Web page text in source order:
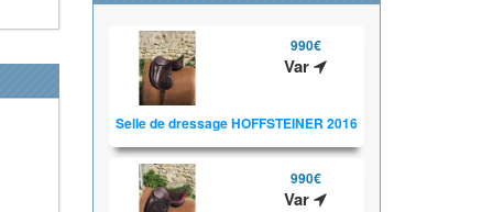
990€
Var
Selle de dressage HOFFSTEINER 2016
990€
Var